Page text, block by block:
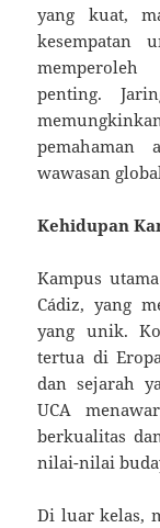
yang kuat,
kesempatan
penting.
pemahaman
wawasan
Kehidupan
Kampus
Cádiz, yang
yang unik.
tertua di
dan sejarah
UCA
berkualitas
nilai-nilai
Di luar kelas,